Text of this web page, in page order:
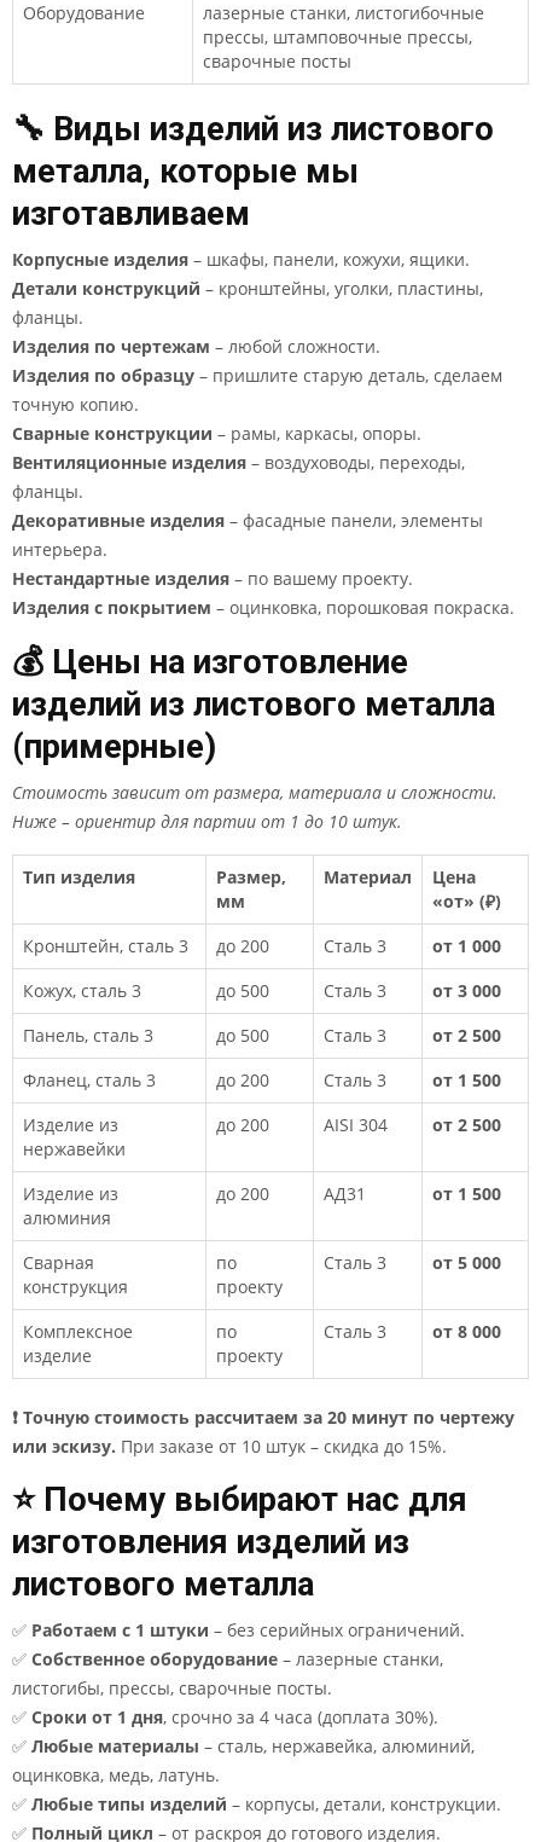
Оборудование
лазерные станки, листогибочные
прессы, штамповочные прессы,
сварочные посты
🔧 Виды изделий из листового
металла, которые мы
изготавливаем
Корпусные изделия – шкафы, панели, кожухи, ящики.
Детали конструкций – кронштейны, уголки, пластины,
фланцы.
Изделия по чертежам – любой сложности.
Изделия по образцу – пришлите старую деталь, сделаем
точную копию.
Сварные конструкции – рамы, каркасы, опоры.
Вентиляционные изделия – воздуховоды, переходы,
фланцы.
Декоративные изделия – фасадные панели, элементы
интерьера.
Нестандартные изделия – по вашему проекту.
Изделия с покрытием – оцинковка, порошковая покраска.
💰 Цены на изготовление
изделий из листового металла
(примерные)
Стоимость зависит от размера, материала и сложности.
Ниже – ориентир для партии от 1 до 10 штук.
Тип изделия
Размер,
мм
Материал
Цена
«от» (₽)
Кронштейн, сталь 3
до 200 Сталь 3
от 1 000
Кожух, сталь 3
до 500 Сталь 3
от 3 000
Панель, сталь 3
до 500 Сталь 3
от 2 500
Фланец, сталь 3
до 200 Сталь 3
от 1 500
Изделие из
нержавейки
до 200 AISI 304 от 2 500
Изделие из
алюминия
до 200 АД31 от 1 500
Сварная
конструкция
по
проекту
Сталь 3 от 5 000
Комплексное
изделие
по
проекту
Сталь 3 от 8 000
❗ Точную стоимость рассчитаем за 20 минут по чертежу
или эскизу. При заказе от 10 штук – скидка до 15%.
⭐ Почему выбирают нас для
изготовления изделий из
листового металла
✅ Работаем с 1 штуки – без серийных ограничений.
✅ Собственное оборудование – лазерные станки,
листогибы, прессы, сварочные посты.
✅ Сроки от 1 дня, срочно за 4 часа (доплата 30%).
✅ Любые материалы – сталь, нержавейка, алюминий,
оцинковка, медь, латунь.
✅ Любые типы изделий – корпусы, детали, конструкции.
✅ Полный цикл – от раскроя до готового изделия.